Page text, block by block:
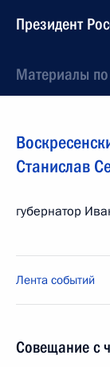
Президент
Материалы
Станислав
губернатор
Лента событий
Совещание с